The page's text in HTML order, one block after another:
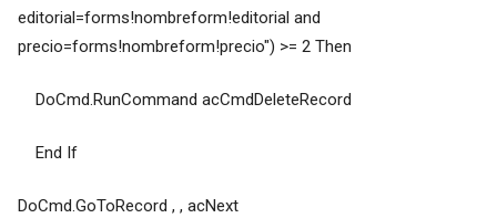
editorial=forms!nombreform!editorial and
precio=forms!nombreform!precio") >= 2 Then
DoCmd.RunCommand acCmdDeleteRecord
End If
DoCmd.GoToRecord , , acNext